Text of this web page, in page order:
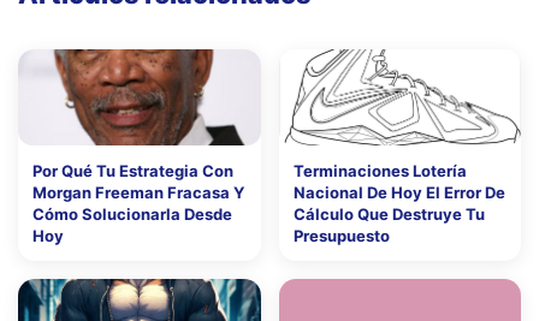
Por Qué Tu Estrategia Con
Morgan Freeman Fracasa Y
Cómo Solucionarla Desde
Hoy
Terminaciones Lotería
Nacional De Hoy El Error De
Cálculo Que Destruye Tu
Presupuesto